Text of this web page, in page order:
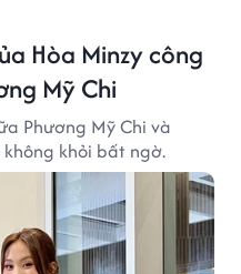
Hòa Minzy công
Mỹ Chi
Phương Mỹ Chi và
khỏi bất ngờ.